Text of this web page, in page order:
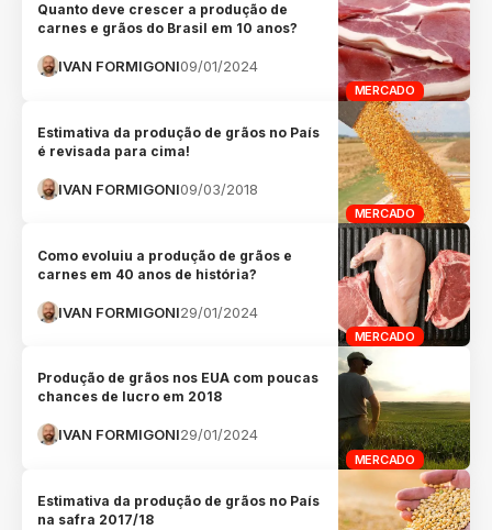
MERCADO
Quanto deve crescer a produção de
carnes e grãos do Brasil em 10 anos?
IVAN FORMIGONI09/01/2024
MERCADO
Estimativa da produção de grãos no País
é revisada para cima!
IVAN FORMIGONI09/03/2018
MERCADO
Como evoluiu a produção de grãos e
carnes em 40 anos de história?
IVAN FORMIGONI29/01/2024
MERCADO
Produção de grãos nos EUA com poucas
chances de lucro em 2018
IVAN FORMIGONI29/01/2024
Estimativa da produção de grãos no País
na safra 2017/18